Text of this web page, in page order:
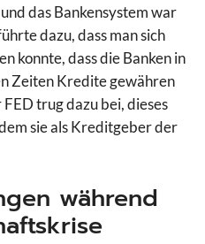
das Bankensystem war
dazu, dass man sich
konnte, dass die Banken in
Zeiten Kredite gewähren
trug dazu bei, dieses
sie als Kreditgeber der
während